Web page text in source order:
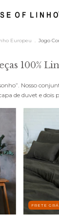
Europeu . Jogo
100%
Nosso
de duvet e dois
FRETE